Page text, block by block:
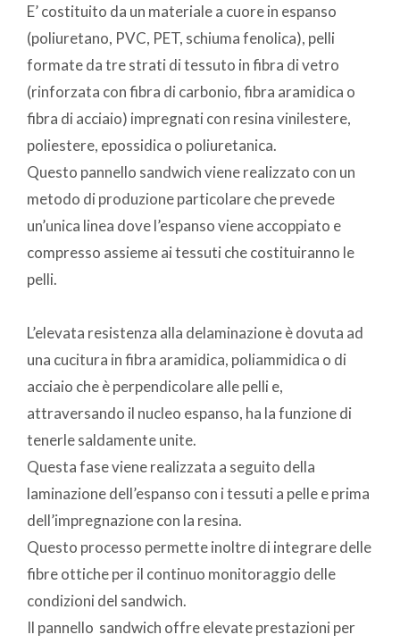
E’ costituito da un materiale a cuore in espanso
(poliuretano, PVC, PET, schiuma fenolica), pelli
formate da tre strati di tessuto in fibra di vetro
(rinforzata con fibra di carbonio, fibra aramidica o
fibra di acciaio) impregnati con resina vinilestere,
poliestere, epossidica o poliuretanica.
Questo pannello sandwich viene realizzato con un
metodo di produzione particolare che prevede
un’unica linea dove l’espanso viene accoppiato e
compresso assieme ai tessuti che costituiranno le
pelli.
L’elevata resistenza alla delaminazione è dovuta ad
una cucitura in fibra aramidica, poliammidica o di
acciaio che è perpendicolare alle pelli e,
attraversando il nucleo espanso, ha la funzione di
tenerle saldamente unite.
Questa fase viene realizzata a seguito della
laminazione dell’espanso con i tessuti a pelle e prima
dell’impregnazione con la resina.
Questo processo permette inoltre di integrare delle
fibre ottiche per il continuo monitoraggio delle
condizioni del sandwich.
Il pannello sandwich offre elevate prestazioni per